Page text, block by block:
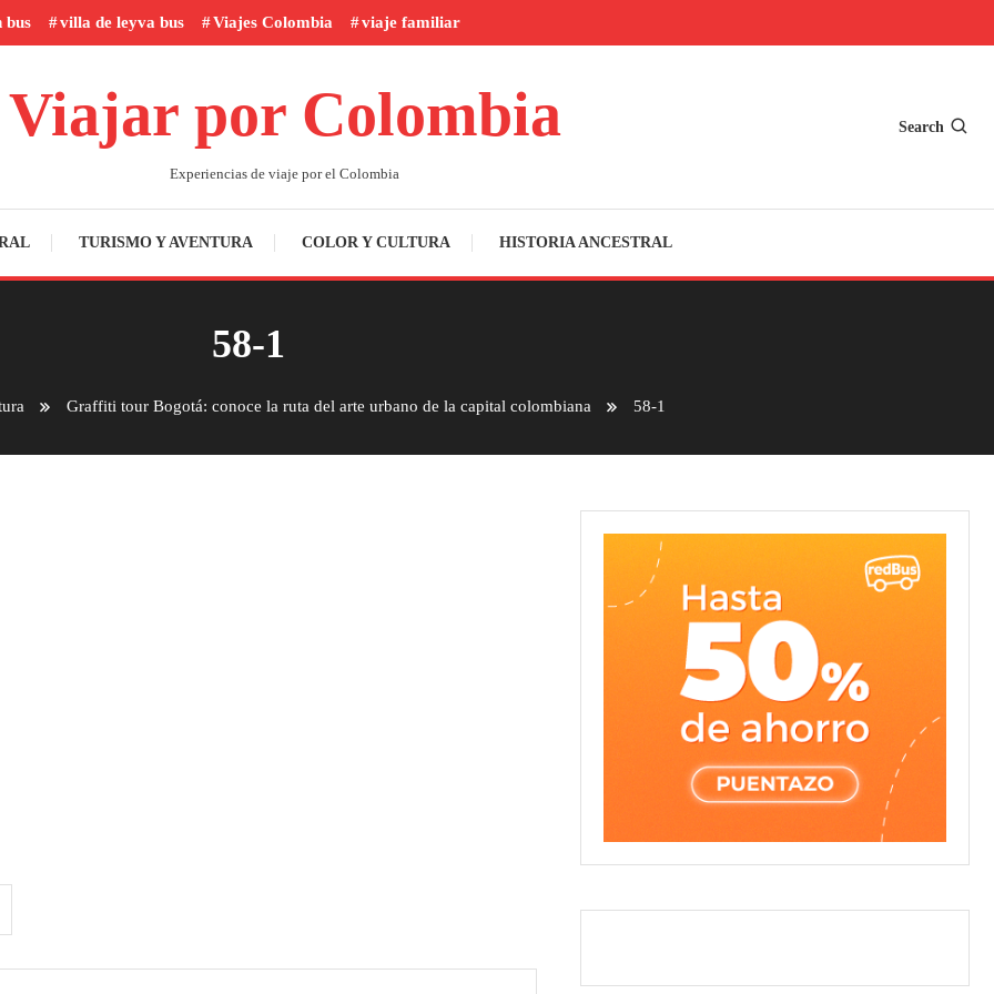
bus villa de leyva bus Viajes Colombia viaje familiar
Viajar por Colombia
Experiencias de viaje por el Colombia
Search
TURISMO Y AVENTURA COLOR Y CULTURA HISTORIA ANCESTRAL
58-1
Graffiti tour Bogotá: conoce la ruta del arte urbano de la capital colombiana 58-1